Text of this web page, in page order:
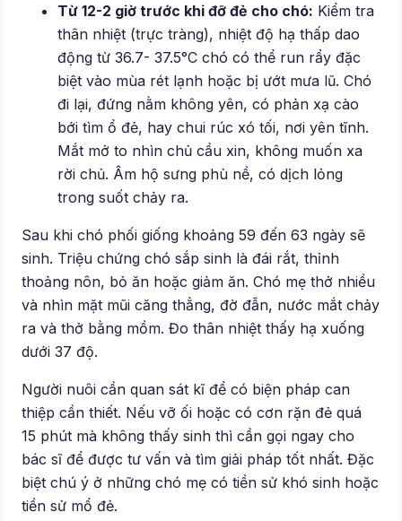
Từ 12-2 giờ trước khi đỡ đẻ cho chó: Kiểm tra
thân nhiệt (trực tràng), nhiệt độ hạ thấp dao
động từ 36.7- 37.5°C chó có thể run rẩy đặc
biệt vào mùa rét lạnh hoặc bị ướt mưa lũ. Chó
đi lại, đứng nằm không yên, có phản xạ cào
bới tìm ổ đẻ, hay chui rúc xó tối, nơi yên tĩnh.
Mắt mở to nhìn chủ cầu xin, không muốn xa
rời chủ. Âm hộ sưng phù nề, có dịch lỏng
trong suốt chảy ra.
Sau khi chó phối giống khoảng 59 đến 63 ngày sẽ
sinh. Triệu chứng chó sắp sinh là đái rắt, thỉnh
thoảng nôn, bỏ ăn hoặc giảm ăn. Chó mẹ thở nhiều
và nhìn mặt mũi căng thẳng, đờ đẫn, nước mắt chảy
ra và thở bằng mồm. Đo thân nhiệt thấy hạ xuống
dưới 37 độ.
Người nuôi cần quan sát kĩ để có biện pháp can
thiệp cần thiết. Nếu vỡ ối hoặc có cơn rặn đẻ quá
15 phút mà không thấy sinh thì cần gọi ngay cho
bác sĩ để được tư vấn và tìm giải pháp tốt nhất. Đặc
biệt chú ý ở những chó mẹ có tiền sử khó sinh hoặc
tiền sử mổ đẻ.